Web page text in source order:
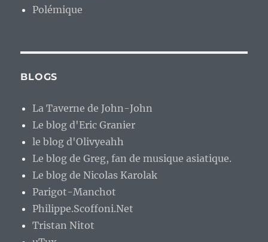
Polémique
BLOGS
La Taverne de John-John
Le blog d'Eric Granier
le blog d'Olivyeahh
Le blog de Greg, fan de musique asiatique.
Le blog de Nicolas Karolak
Parigot-Manchot
Philippe.Scoffoni.Net
Tristan Nitot